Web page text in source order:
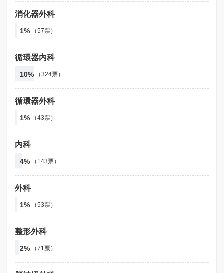
消化器外科
1% （57票）
循環器内科
10% （324票）
循環器外科
1% （43票）
内科
4% （143票）
外科
1% （53票）
整形外科
2% （71票）